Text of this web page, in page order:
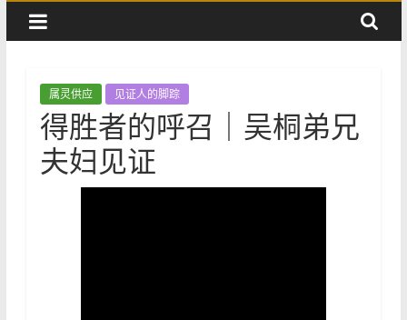
属灵供应 见证人的脚踪
得胜者的呼召｜吴桐弟兄
夫妇见证